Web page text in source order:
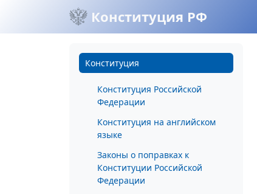
Конституция РФ
Конституция
Конституция Российской
Федерации
Конституция на английском
языке
Законы о поправках к
Конституции Российской
Федерации